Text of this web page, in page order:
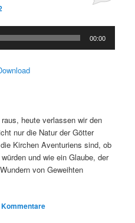
00:00
heute verlassen wir den
nur die Natur der Götter
Kirchen Aventuriens sind, ob
und wie ein Glaube, der
von Geweihten
Kommentare